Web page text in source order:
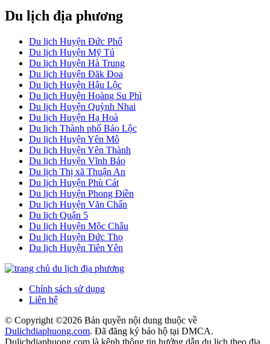
Du lịch địa phương
Du lịch Huyện Đức Phổ
Du lịch Huyện Mỹ Tú
Du lịch Huyện Hà Trung
Du lịch Huyện Đăk Đoa
Du lịch Huyện Hậu Lộc
Du lịch Huyện Hoàng Su Phì
Du lịch Huyện Quỳnh Nhai
Du lịch Huyện Hạ Hoà
Du lịch Thành phố Bảo Lộc
Du lịch Huyện Yên Mô
Du lịch Huyện Yên Thành
Du lịch Huyện Vĩnh Bảo
Du lịch Thị xã Thuận An
Du lịch Huyện Phù Cát
Du lịch Huyện Phong Điền
Du lịch Huyện Văn Chấn
Du lịch Quận 5
Du lịch Huyện Mộc Châu
Du lịch Huyện Đức Thọ
Du lịch Huyện Tiên Yên
Chính sách sử dụng
Liên hệ
© Copyright ©2026 Bản quyền nội dung thuộc về
Dulichdiaphuong.com. Đã đăng ký bảo hộ tại DMCA.
Dulichdiaphuong.com là kênh thông tin hướng dẫn du lịch theo địa